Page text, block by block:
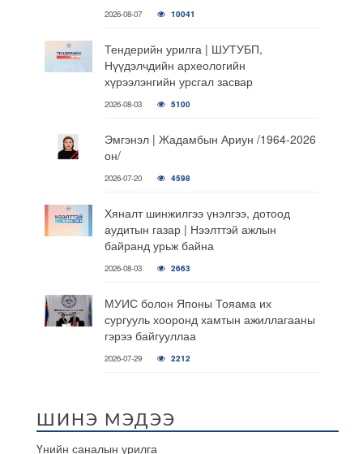
2026-08-07 10041
Тендерийн урилга | ШУТУБП,
Нүүдэлчдийн археологийн
хүрээлэнгийн урсгал засвар
2026-08-03 5100
Эмгэнэл | Жадамбын Ариун /1964-2026
он/
2026-07-20 4598
Хяналт шинжилгээ үнэлгээ, дотоод
аудитын газар | Нээлттэй ажлын
байранд урьж байна
2026-08-03 2663
МУИС болон Японы Тояама их
сургууль хооронд хамтын ажиллагааны
гэрээ байгууллаа
2026-07-29 2212
ШИНЭ МЭДЭЭ
Үнийн саналын урилга